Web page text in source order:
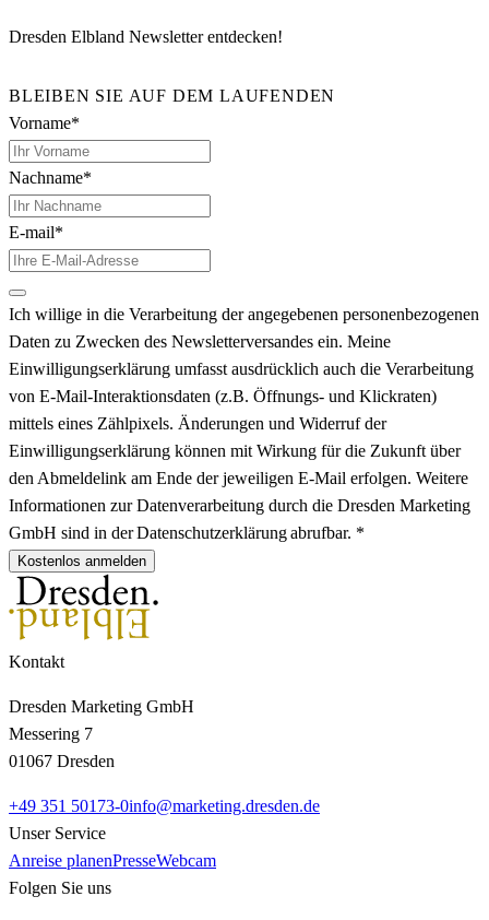
Dresden Elbland Newsletter entdecken!
BLEIBEN SIE AUF DEM LAUFENDEN
Vorname*
Nachname*
E-mail*
Ich willige in die Verarbeitung der angegebenen personenbezogenen
Daten zu Zwecken des Newsletterversandes ein. Meine
Einwilligungserklärung umfasst ausdrücklich auch die Verarbeitung
von E-Mail-Interaktionsdaten (z.B. Öffnungs- und Klickraten)
mittels eines Zählpixels. Änderungen und Widerruf der
Einwilligungserklärung können mit Wirkung für die Zukunft über
den Abmeldelink am Ende der jeweiligen E-Mail erfolgen. Weitere
Informationen zur Datenverarbeitung durch die Dresden Marketing
GmbH sind in der Datenschutzerklärung abrufbar. *
Kostenlos anmelden
Kontakt
Dresden Marketing GmbH
Messering 7
01067 Dresden
+49 351 50173-0info@marketing.dresden.de
Unser Service
Anreise planenPresseWebcam
Folgen Sie uns